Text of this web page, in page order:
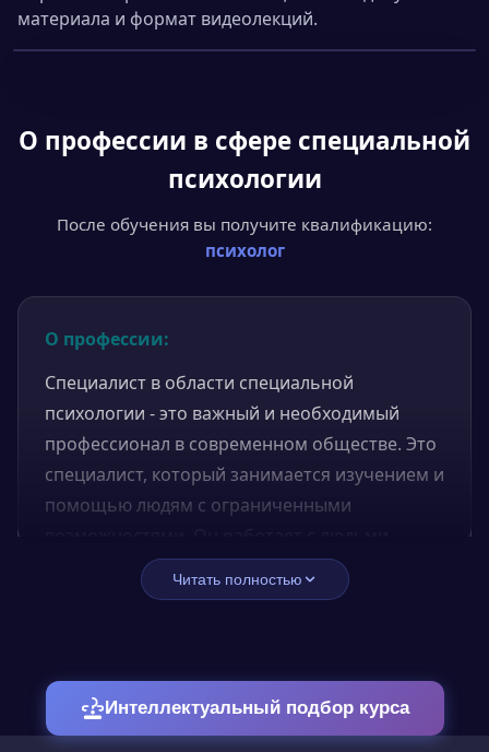
материала и формат видеолекций.
О профессии в сфере специальной
психологии
После обучения вы получите квалификацию:
психолог
О профессии:
Специалист в области специальной
психологии - это важный и необходимый
профессионал в современном обществе. Это
специалист, который занимается изучением и
помощью людям с ограниченными
которые имеют различные психические,
физические или эмоциональные проблемы,
необходим для того, чтобы помочь людям
преодолеть трудности и улучшить их
Читать полностью
Интеллектуальный подбор курса